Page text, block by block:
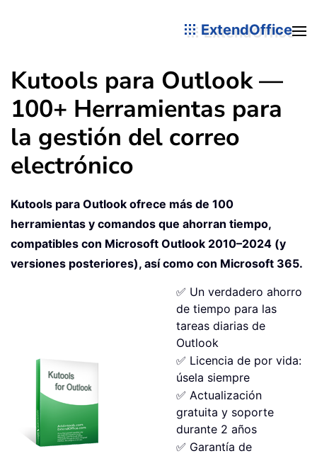
ExtendOffice
Kutools para Outlook —
100+ Herramientas para
la gestión del correo
electrónico
Kutools para Outlook ofrece más de 100
herramientas y comandos que ahorran tiempo,
compatibles con Microsoft Outlook 2010–2024 (y
versiones posteriores), así como con Microsoft 365.
✅ Un verdadero ahorro
de tiempo para las
tareas diarias de
Outlook
✅ Licencia de por vida:
úsela siempre
✅ Actualización
gratuita y soporte
durante 2 años
✅ Garantía de